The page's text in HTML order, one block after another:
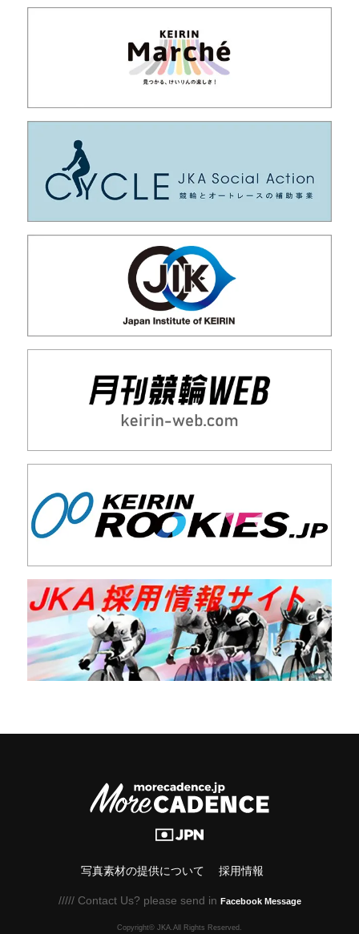
写真素材の提供について 採用情報
///// Contact Us? please send in Facebook Message
Copyright© JKA.All Rights Reserved.